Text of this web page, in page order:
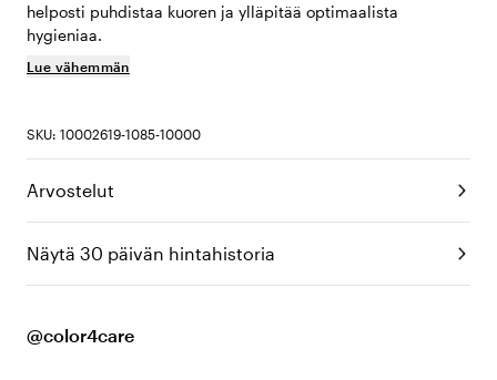
helposti puhdistaa kuoren ja ylläpitää optimaalista
hygieniaa.
Lue vähemmän
SKU: 10002619-1085-10000
Arvostelut
Näytä 30 päivän hintahistoria
@color4care